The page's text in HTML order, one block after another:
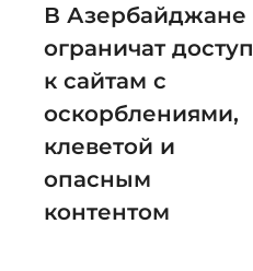
В Азербайджане
ограничат доступ
к сайтам с
оскорблениями,
клеветой и
опасным
контентом